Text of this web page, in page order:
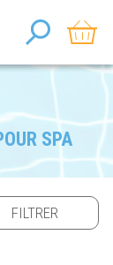
SPA
FILTRER